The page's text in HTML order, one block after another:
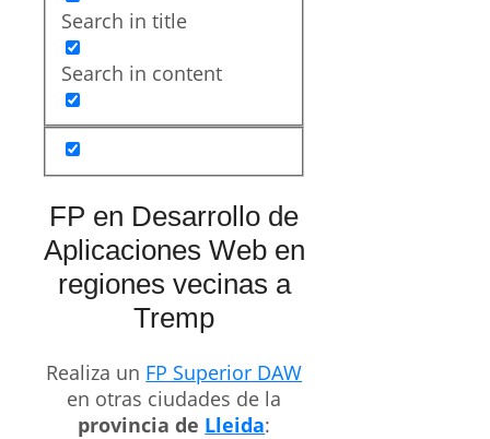
Search in title
Search in content
FP en Desarrollo de
Aplicaciones Web en
regiones vecinas a
Tremp
Realiza un FP Superior DAW
en otras ciudades de la
provincia de Lleida: